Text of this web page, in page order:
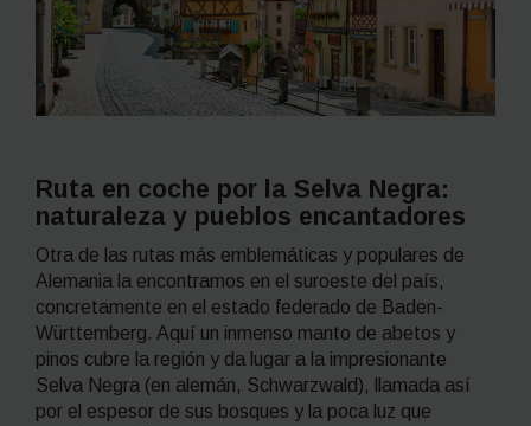
Ruta en coche por la Selva Negra:
naturaleza y pueblos encantadores
Otra de las rutas más emblemáticas y populares de
Alemania la encontramos en el suroeste del país,
concretamente en el estado federado de Baden-
Württemberg. Aquí un inmenso manto de abetos y
pinos cubre la región y da lugar a la impresionante
Selva Negra (en alemán, Schwarzwald), llamada así
por el espesor de sus bosques y la poca luz que